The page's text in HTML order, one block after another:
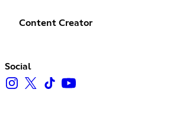
Content Creator
Social